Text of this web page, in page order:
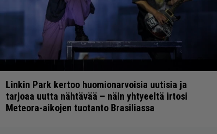
Linkin Park kertoo huomionarvoisia uutisia ja
tarjoaa uutta nähtävää – näin yhtyeeltä irtosi
Meteora-aikojen tuotanto Brasiliassa